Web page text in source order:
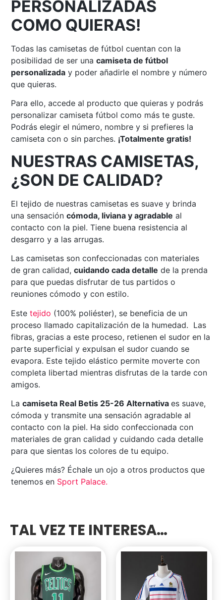
PERSONALIZADAS
COMO QUIERAS!
Todas las camisetas de fútbol cuentan con la
posibilidad de ser unacamiseta de fútbol
personalizada y poder añadirle el nombre y número
que quieras.
Para ello, accede al producto que quieras y podrás
personalizar camiseta fútbol como más te guste.
Podrás elegir el número, nombre y si prefieres la
camiseta con o sin parches. ¡Totalmente gratis!
NUESTRAS CAMISETAS,
¿SON DE CALIDAD?
El tejido de nuestras camisetas es suave y brinda
una sensacióncómoda, liviana y agradable al
contacto con la piel. Tiene buena resistencia al
desgarro y a las arrugas.
Las camisetas son confeccionadas con materiales
de gran calidad,cuidando cada detalle de la prenda
para que puedas disfrutar de tus partidos o
reuniones cómodo y con estilo.
Estetejido (100% poliéster), se beneficia de un
proceso llamado capitalización de la humedad. Las
fibras, gracias a este proceso, retienen el sudor en la
parte superficial y expulsan el sudor cuando se
evapora. Este tejido elástico permite moverte con
completa libertad mientras disfrutas de la tarde con
amigos.
Lacamiseta Real Betis 25-26 Alternativa es suave,
cómoda y transmite una sensación agradable al
contacto con la piel. Ha sido confeccionada con
materiales de gran calidad y cuidando cada detalle
para que sientas los colores de tu equipo.
¿Quieres más? Échale un ojo a otros productos que
tenemos en Sport Palace.
TAL VEZ TE INTERESA…